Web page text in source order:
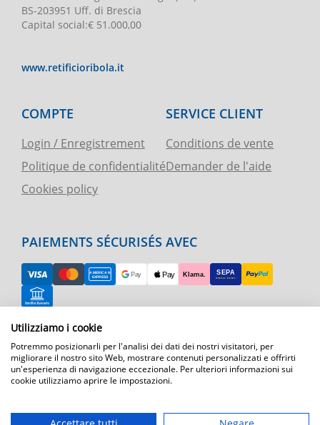
BS-203951 Uff. di Brescia
Capital social:€ 51.000,00
www.retificioribola.it
COMPTE
Login / Enregistrement
Politique de confidentialité
Cookies policy
SERVICE CLIENT
Conditions de vente
Demander de l'aide
PAIEMENTS SÉCURISÉS AVEC
RETOUR FACILE
ASSISTANCE TÉLÉPHONIQUE ET CARTE
EXPÉDITION RAPIDE
Expédition par courrier express dans toute l'Europe
Utilizziamo i cookie
Potremmo posizionarli per l'analisi dei dati dei nostri visitatori, per
migliorare il nostro sito Web, mostrare contenuti personalizzati e offrirti
un'esperienza di navigazione eccezionale. Per ulteriori informazioni sui
cookie utilizziamo aprire le impostazioni.